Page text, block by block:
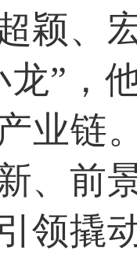
颖、
龙”，
业链
、前
领撬